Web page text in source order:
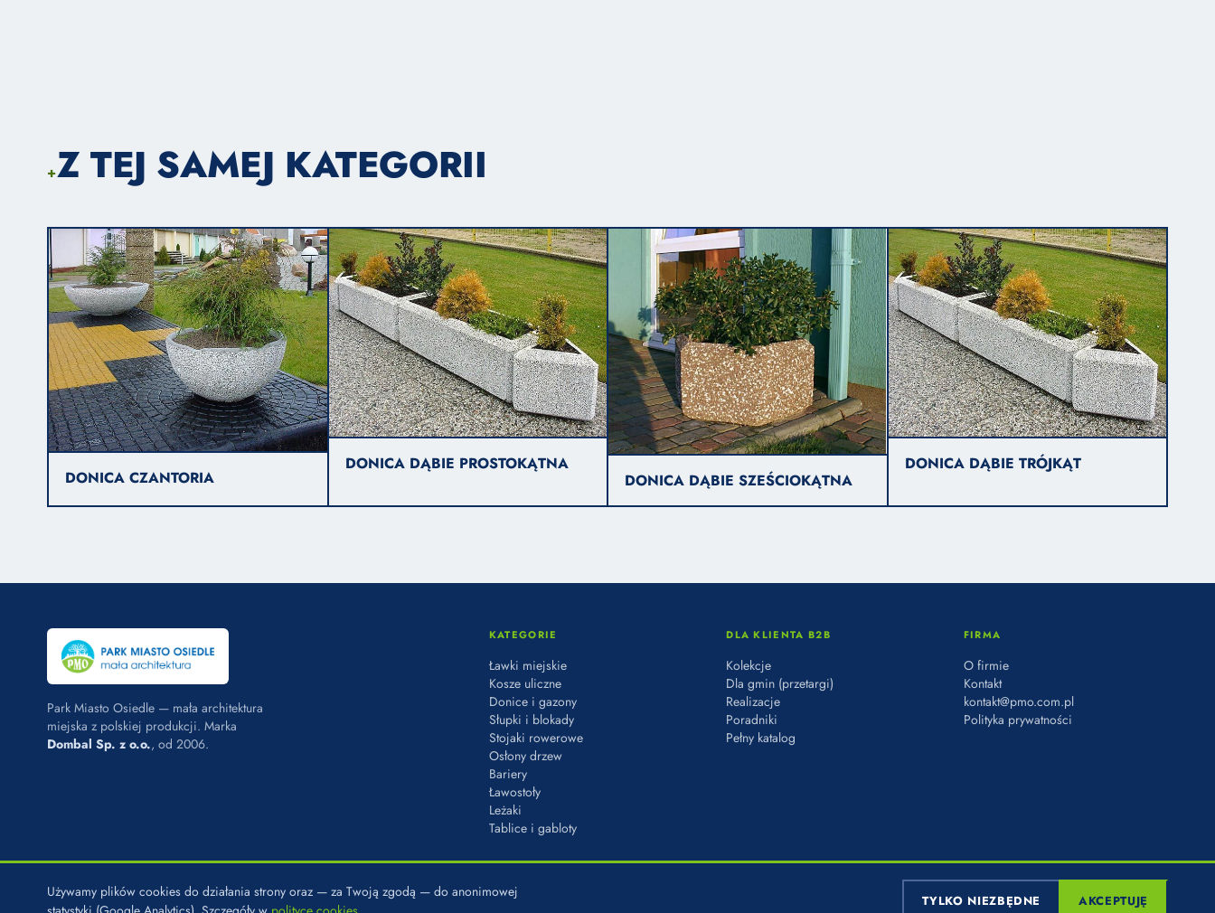
+Z TEJ SAMEJ KATEGORII
DONICA CZANTORIA
DONICA DĄBIE PROSTOKĄTNA
DONICA DĄBIE SZEŚCIOKĄTNA
DONICA DĄBIE TRÓJKĄT
Park Miasto Osiedle — mała architektura
miejska z polskiej produkcji. Marka
Dombal Sp. z o.o., od 2006.
KATEGORIE
Ławki miejskie
Kosze uliczne
Donice i gazony
Słupki i blokady
Stojaki rowerowe
Osłony drzew
Bariery
Ławostoły
Leżaki
Tablice i gabloty
DLA KLIENTA B2B
Kolekcje
Dla gmin (przetargi)
Realizacje
Poradniki
Pełny katalog
FIRMA
O firmie
Kontakt
kontakt@pmo.com.pl
Polityka prywatności
© 2026 PARK MIASTO OSIEDLE · MARKA DOMBAL SP. Z O.O. · UL. KADETÓW 8, 03-987 WARSZAWA POLITYKA PRYWATNOŚCI·COOKIES· USTAWIENIA COOKIES
Używamy plików cookies do działania strony oraz — za Twoją zgodą — do anonimowej
TYLKO NIEZBĘDNE AKCEPTUJĘ